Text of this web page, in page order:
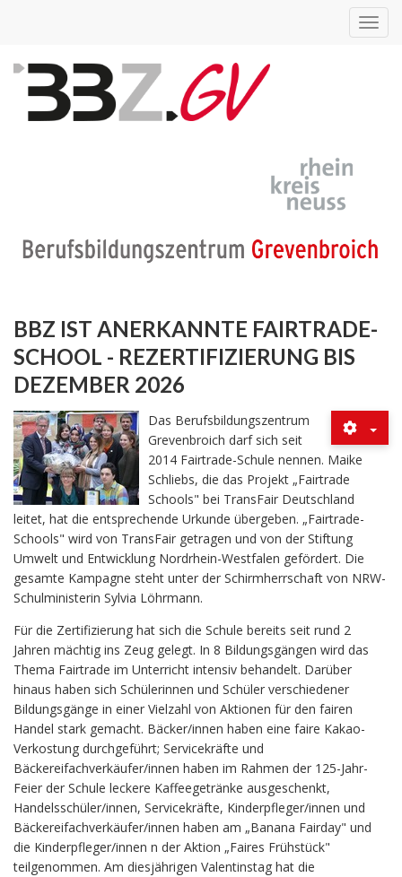
BBZ IST ANERKANNTE FAIRTRADE-
SCHOOL - REZERTIFIZIERUNG BIS
DEZEMBER 2026
Das Berufsbildungszentrum
Grevenbroich darf sich seit
2014 Fairtrade-Schule nennen. Maike
Schliebs, die das Projekt „Fairtrade
Schools" bei TransFair Deutschland
leitet, hat die entsprechende Urkunde übergeben. „Fairtrade-
Schools" wird von TransFair getragen und von der Stiftung
Umwelt und Entwicklung Nordrhein-Westfalen gefördert. Die
gesamte Kampagne steht unter der Schirmherrschaft von NRW-
Schulministerin Sylvia Löhrmann.
Für die Zertifizierung hat sich die Schule bereits seit rund 2
Jahren mächtig ins Zeug gelegt. In 8 Bildungsgängen wird das
Thema Fairtrade im Unterricht intensiv behandelt. Darüber
hinaus haben sich Schülerinnen und Schüler verschiedener
Bildungsgänge in einer Vielzahl von Aktionen für den fairen
Handel stark gemacht. Bäcker/innen haben eine faire Kakao-
Verkostung durchgeführt; Servicekräfte und
Bäckereifachverkäufer/innen haben im Rahmen der 125-Jahr-
Feier der Schule leckere Kaffeegetränke ausgeschenkt,
Handelsschüler/innen, Servicekräfte, Kinderpfleger/innen und
Bäckereifachverkäufer/innen haben am „Banana Fairday" und
die Kinderpfleger/innen n der Aktion „Faires Frühstück"
teilgenommen. Am diesjährigen Valentinstag hat die